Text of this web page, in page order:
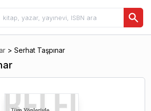
> Serhat Taşpınar